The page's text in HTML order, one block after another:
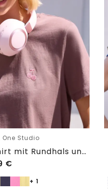
One Studio
T-Shirt mit Rundhals und Embroidery-Detail
€
+ 1